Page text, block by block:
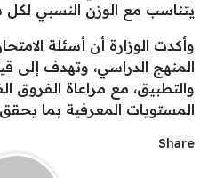
يتناسب مع الوزن النسبي لكل
وأكدت الوزارة أن أسئلة
المنهج الدراسي، وتهدف إلى
والتطبيق، مع مراعاة الفروق
المستويات المعرفية بما يحقق
Share